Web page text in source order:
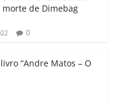
ss
ro
o
ar
morte de Dimebag
0
“Andre Matos – O